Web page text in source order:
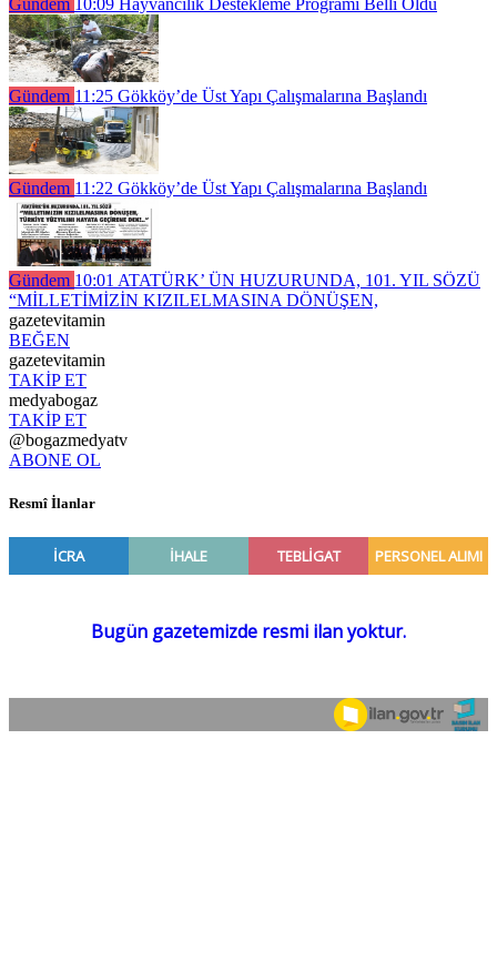
Gündem 11:25 Gökköy’de Üst Yapı Çalışmalarına Başlandı
Gündem 11:22 Gökköy’de Üst Yapı Çalışmalarına Başlandı
Gündem 10:01 ATATÜRK’ ÜN HUZURUNDA, 101. YIL SÖZÜ
“MİLLETİMİZİN KIZILELMASINA DÖNÜŞEN,
gazetevitamin
BEĞEN
gazetevitamin
TAKİP ET
medyabogaz
TAKİP ET
@bogazmedyatv
ABONE OL
Resmî İlanlar